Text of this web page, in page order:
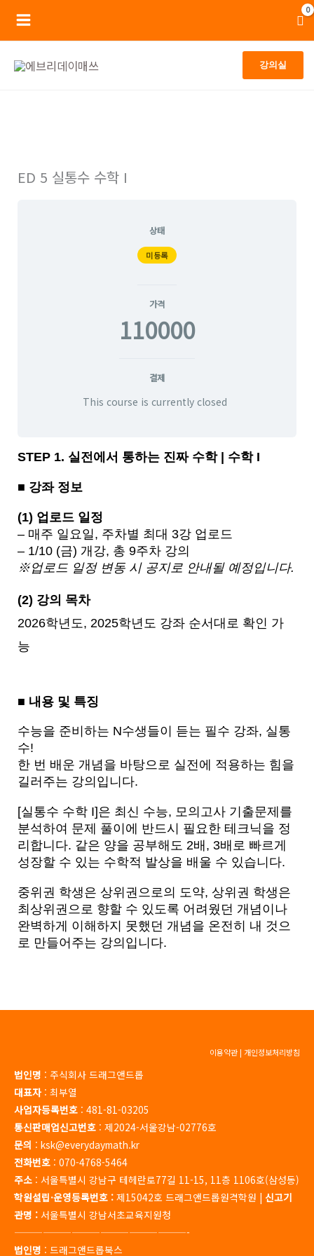
Main
Menu
강의실
ED 5 실통수 수학 I
상태
미등록
가격
110000
결제
This course is currently closed
STEP 1. 실전에서 통하는 진짜 수학 | 수학 I
■ 강좌 정보
(1) 업로드 일정
– 매주 일요일, 주차별 최대 3강 업로드
– 1/10 (금) 개강, 총 9주차 강의
※업로드 일정 변동 시 공지로 안내될 예정입니다.
(2) 강의 목차
2026학년도, 2025학년도 강좌 순서대로 확인 가
능
■ 내용 및 특징
수능을 준비하는 N수생들이 듣는 필수 강좌, 실통
수!
한 번 배운 개념을 바탕으로 실전에 적용하는 힘을
길러주는 강의입니다.
[실통수 수학 I]은 최신 수능, 모의고사 기출문제를
분석하여 문제 풀이에 반드시 필요한 테크닉을 정
리합니다. 같은 양을 공부해도 2배, 3배로 빠르게
성장할 수 있는 수학적 발상을 배울 수 있습니다.
중위권 학생은 상위권으로의 도약, 상위권 학생은
최상위권으로 향할 수 있도록 어려웠던 개념이나
완벽하게 이해하지 못했던 개념을 온전히 내 것으
로 만들어주는 강의입니다.
이용약관| 개인정보처리방침
법인명 : 주식회사 드래그앤드롭
대표자: 최부열
사업자등록번호 : 481-81-03205
통신판매업신고번호 : 제2024-서울강남-02776호
문의 : ksk@everydaymath.kr
전화번호 : 070-4768-5464
주소 : 서울특별시 강남구 테헤란로77길 11-15, 11층 1106호(삼성동)
학원설립·운영등록번호 : 제15042호 드래그앤드롭원격학원 | 신고기
관명 : 서울특별시 강남서초교육지원청
——————————————————-
법인명 : 드래그앤드롭북스